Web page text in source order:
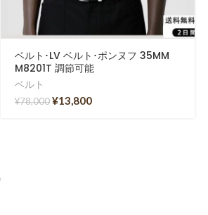
ベルト･LV ベルト･ポンヌフ 35MM
M8201T 調節可能
ベルト
¥78,000¥13,800